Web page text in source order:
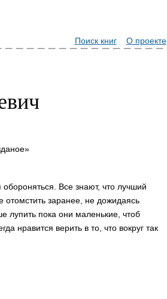
Поиск книг О проекте
обороняться. Все знают, что лучший
заранее, не дожидаясь
лупить пока они маленькие, чтоб
нравится верить в то, что вокруг так